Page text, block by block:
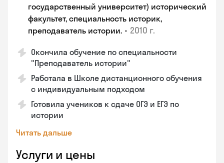
государственный университет) исторический
факультет, специальность историк,
преподаватель истории. • 2010 г.
Окончила обучение по специальности
"Преподаватель истории"
Работала в Школе дистанционного обучения
с индивидуальным подходом
Готовила учеников к сдаче ОГЭ и ЕГЭ по
истории
Читать дальше
Услуги и цены